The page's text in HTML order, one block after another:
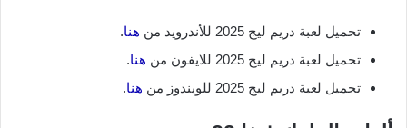
تحميل لعبة دريم ليج 2025 للأندرويد من هنا.
تحميل لعبة دريم ليج 2025 للايفون من
هنا.
تحميل لعبة دريم ليج 2025 للويندوز من
هنا.